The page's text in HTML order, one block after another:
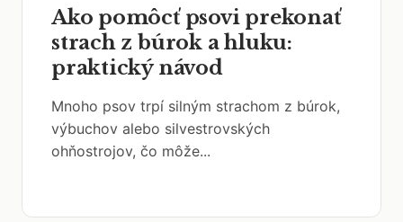
Ako pomôcť psovi prekonať
strach z búrok a hluku:
praktický návod
Mnoho psov trpí silným strachom z búrok,
výbuchov alebo silvestrovských
ohňostrojov, čo môže...